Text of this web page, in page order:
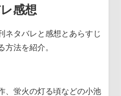
感想
ネタバレと感想とあらすじ
方法を紹介。
、蛍火の灯る頃などの小池